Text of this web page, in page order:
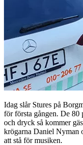
Idag slår Stures på
för första gången. De 80
och dryck så kommer
krögarna Daniel Nyman
att stå för musiken.